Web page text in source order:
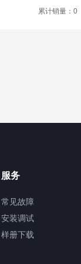
累计销量：0
服务
常见故障
安装调试
样册下载